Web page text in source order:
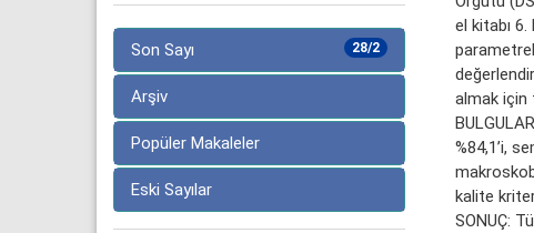
28/2
Son Sayı
Arşiv
Popüler Makaleler
Eski Sayılar
el kitabı
almak için
%84,1’i,
kalite
SONUÇ: